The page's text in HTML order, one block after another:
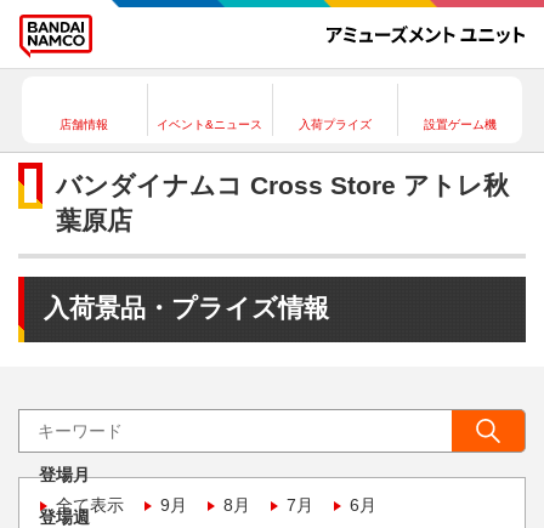
店舗情報 イベント&ニュース 入荷プライズ 設置ゲーム機
バンダイナムコ Cross Store アトレ秋
葉原店
入荷景品・プライズ情報
登場月
全て表示
9月 8月 7月 6月
登場週